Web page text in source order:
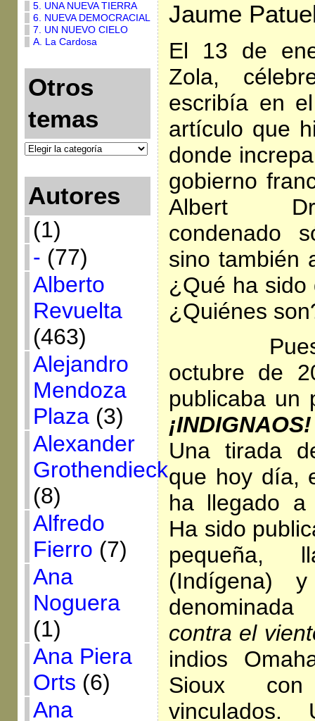
5. UNA NUEVA TIERRA
6. NUEVA DEMOCRACIAL
7. UN NUEVO CIELO
A. La Cardosa
Otros
temas
Autores
(1)
- (77)
Alberto
Revuelta
(463)
Alejandro
Mendoza
Plaza(3)
Alexander
Grothendieck
(8)
Alfredo
Fierro (7)
Ana
Noguera
(1)
Ana Piera
Orts (6)
Ana
Jaume
El 13 de
Zola,
escribía en el
artículo que
donde
gobierno
Albert
condenado
sino también
¿Qué ha sido
¿Quiénes
Pues
octubre de
publicaba un
¡INDIGNAOS!
Una tirada
que hoy día,
ha llegado a
Ha sido
pequeña,
(Indígena)
contra el
indios
Sioux
vinculados.